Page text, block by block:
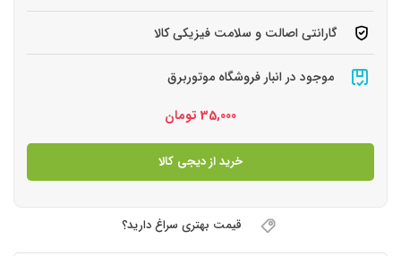
گارانتی اصالت و سلامت فیزیکی کالا
موجود در انبار فروشگاه موتوربرق
35,000 تومان
خرید از دیجی کالا
قیمت بهتری سراغ دارید؟